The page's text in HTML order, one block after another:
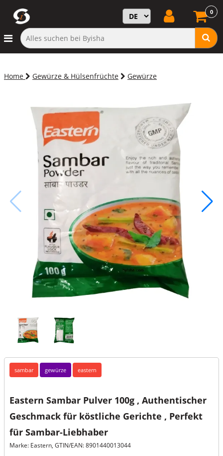
0
Home Gewürze & Hülsenfrüchte Gewürze
sambar gewürze eastern
Eastern Sambar Pulver 100g , Authentischer
Geschmack für köstliche Gerichte , Perfekt
für Sambar-Liebhaber
Marke: Eastern, GTIN/EAN: 8901440013044